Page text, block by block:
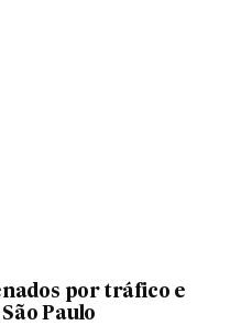
por tráfico e
Paulo